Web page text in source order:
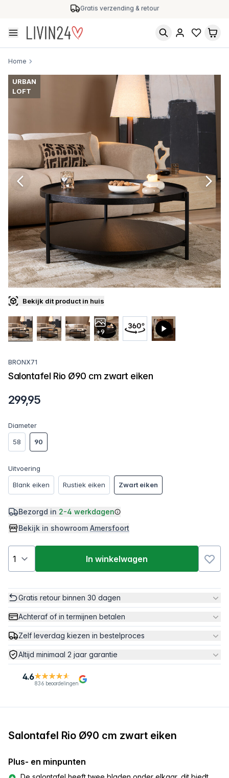
Gratis verzending & retour
Home
URBAN
LOFT
Bekijk dit product in huis
+9
BRONX71
Salontafel Rio Ø90 cm zwart eiken
299,95
Diameter
58
90
Uitvoering
Blank eiken
Rustiek eiken Zwart eiken
Bezorgd in 2-4 werkdagen
Bekijk in showroom Amersfoort
In winkelwagen
Gratis retour binnen 30 dagen
Achteraf of in termijnen betalen
Zelf leverdag kiezen in bestelproces
Altijd minimaal 2 jaar garantie
4.6
836 beoordelingen
Salontafel Rio Ø90 cm zwart eiken
Plus- en minpunten